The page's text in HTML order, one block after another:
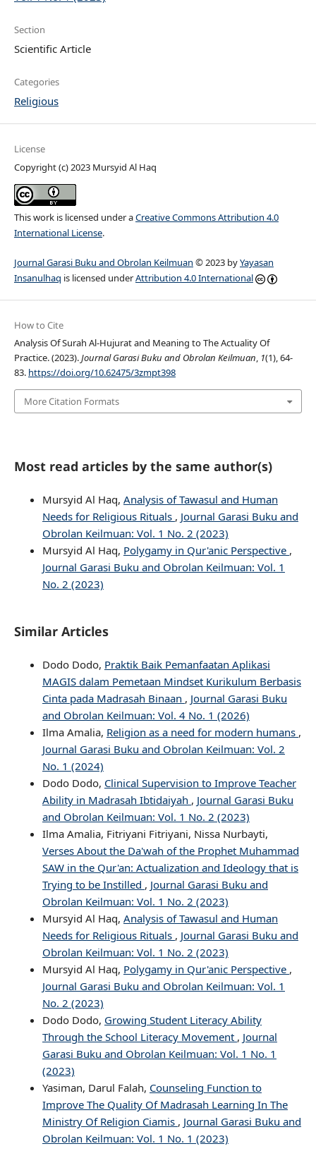
Section
Scientific Article
Categories
Religious
License
Copyright (c) 2023 Mursyid Al Haq
This work is licensed under aCreative Commons Attribution 4.0
International License.
Journal Garasi Buku and Obrolan Keilmuan © 2023 byYayasan
Insanulhaq is licensed underAttribution 4.0 International
How to Cite
Analysis Of Surah Al-Hujurat and Meaning to The Actuality Of
Practice. (2023).Journal Garasi Buku and Obrolan Keilmuan, 1(1), 64-
83. https://doi.org/10.62475/3zmpt398
More Citation Formats
Most read articles by the same author(s)
Mursyid Al Haq, Analysis of Tawasul and Human
Needs for Religious Rituals , Journal Garasi Buku and
Obrolan Keilmuan: Vol. 1 No. 2 (2023)
Mursyid Al Haq, Polygamy in Qur'anic Perspective ,
Journal Garasi Buku and Obrolan Keilmuan: Vol. 1
No. 2 (2023)
Similar Articles
Dodo Dodo, Praktik Baik Pemanfaatan Aplikasi
MAGIS dalam Pemetaan Mindset Kurikulum Berbasis
Cinta pada Madrasah Binaan , Journal Garasi Buku
and Obrolan Keilmuan: Vol. 4 No. 1 (2026)
Ilma Amalia, Religion as a need for modern humans ,
Journal Garasi Buku and Obrolan Keilmuan: Vol. 2
No. 1 (2024)
Dodo Dodo, Clinical Supervision to Improve Teacher
Ability in Madrasah Ibtidaiyah , Journal Garasi Buku
and Obrolan Keilmuan: Vol. 1 No. 2 (2023)
Ilma Amalia, Fitriyani Fitriyani, Nissa Nurbayti,
Verses About the Da'wah of the Prophet Muhammad
SAW in the Qur'an: Actualization and Ideology that is
Trying to be Instilled , Journal Garasi Buku and
Obrolan Keilmuan: Vol. 1 No. 2 (2023)
Mursyid Al Haq, Analysis of Tawasul and Human
Needs for Religious Rituals , Journal Garasi Buku and
Obrolan Keilmuan: Vol. 1 No. 2 (2023)
Mursyid Al Haq, Polygamy in Qur'anic Perspective ,
Journal Garasi Buku and Obrolan Keilmuan: Vol. 1
No. 2 (2023)
Dodo Dodo, Growing Student Literacy Ability
Through the School Literacy Movement , Journal
Garasi Buku and Obrolan Keilmuan: Vol. 1 No. 1
(2023)
Yasiman, Darul Falah, Counseling Function to
Improve The Quality Of Madrasah Learning In The
Ministry Of Religion Ciamis , Journal Garasi Buku and
Obrolan Keilmuan: Vol. 1 No. 1 (2023)